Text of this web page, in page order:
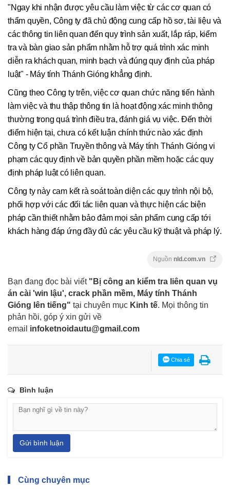
"Ngay khi nhận được yêu cầu làm việc từ các cơ quan có
thẩm quyền, Công ty đã chủ động cung cấp hồ sơ, tài liệu và
các thông tin liên quan đến quy trình sản xuất, lắp ráp, kiểm
tra và bàn giao sản phẩm nhằm hỗ trợ quá trình xác minh
diễn ra khách quan, minh bạch và đúng quy định của pháp
luật" - Máy tính Thánh Gióng khẳng định.
Cũng theo Công ty trên, việc cơ quan chức năng tiến hành
làm việc và thu thập thông tin là hoạt động xác minh thông
thường trong quá trình điều tra, đánh giá vụ việc. Đến thời
điểm hiện tại, chưa có kết luận chính thức nào xác định
Công ty Cổ phần Truyền thông và Máy tính Thánh Gióng vi
phạm các quy định về bản quyền phần mềm hoặc các quy
định pháp luật có liên quan.
Công ty này cam kết rà soát toàn diện các quy trình nội bộ,
phối hợp với các đối tác liên quan và thực hiện các biện
pháp cần thiết nhằm bảo đảm mọi sản phẩm cung cấp tới
khách hàng đáp ứng đầy đủ các yêu cầu kỹ thuật và pháp lý.
Nguồn nld.com.vn
Bạn đang đọc bài viết "Bị công an kiểm tra liên quan vụ
án cài 'win lậu', crack phần mềm, Máy tính Thánh
Gióng lên tiếng" tại chuyên mục Kinh tế. Mọi thông tin
phản hồi, góp ý xin gửi về
email infoketnoidautu@gmail.com
Chia sẻ
Bình luận
Gửi bình luận
Cùng chuyên mục